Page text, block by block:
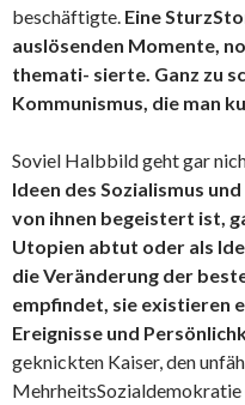
beschäftigte. Eine
auslösenden Momente,
themati- sierte. Ganz zu
Kommunismus, die man
Soviel Halbbild geht gar
Ideen des Sozialismus
von ihnen begeistert ist,
Utopien abtut oder als
die Veränderung der
empfindet, sie existieren
Ereignisse und
geknickten Kaiser, den